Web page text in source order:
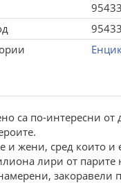
са по-интересни
и жени, сред които
лири от парите